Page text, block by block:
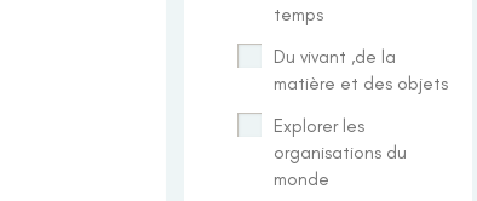
temps
Du vivant ,de la
matière et des objets
Explorer les
organisations du
monde